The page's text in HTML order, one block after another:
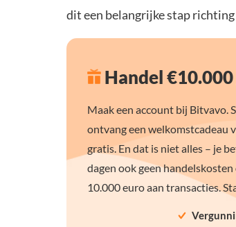
dit een belangrijke stap
Handel
Maak een account bij Bitvavo.
ontvang een welkomstcadeau
gratis. En dat is niet alles – je
dagen ook geen
10.000 euro aan transacties.